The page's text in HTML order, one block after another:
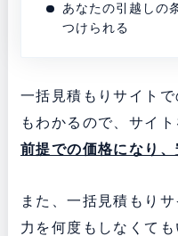
あなたの引越しの
つけられる
一括見積もりサイト
もわかるので、サイ
前提での価格になり、
また、一括見積もり
力を何度もしなくて